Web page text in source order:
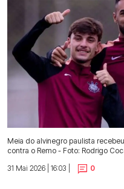
Meia do alvinegro paulista
contra o Remo - Foto: Rodrigo
31 Mai 2026 | 16:03 |
0